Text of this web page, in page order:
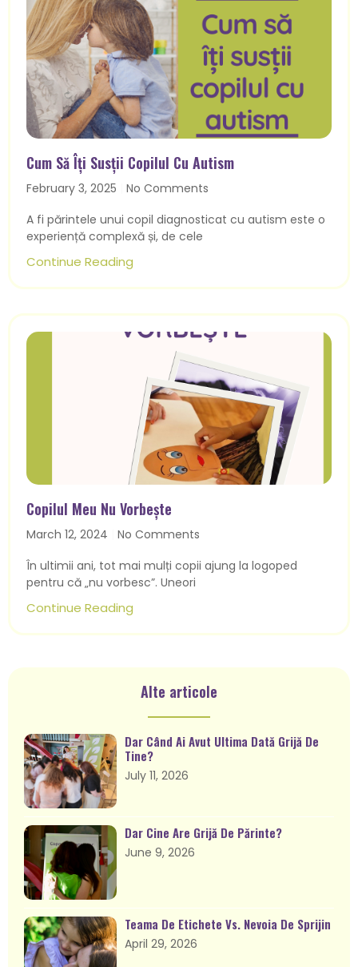
Cum Să Îți Susții Copilul Cu Autism
February 3, 2025
No Comments
A fi părintele unui copil diagnosticat cu autism este o
experiență complexă și, de cele
Continue Reading
Copilul Meu Nu Vorbește
March 12, 2024
No Comments
În ultimii ani, tot mai mulți copii ajung la logoped
pentru că „nu vorbesc”. Uneori
Continue Reading
Alte articole
Dar Când Ai Avut Ultima Dată Grijă De
Tine?
July 11, 2026
Dar Cine Are Grijă De Părinte?
June 9, 2026
Teama De Etichete Vs. Nevoia De Sprijin
April 29, 2026